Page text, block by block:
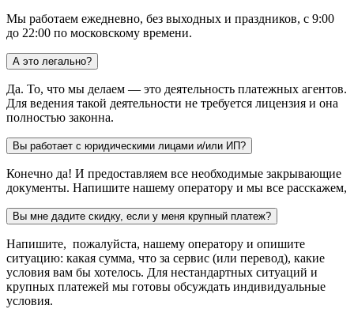
Мы работаем ежедневно, без выходных и праздников, с 9:00
до 22:00 по московскому времени.
А это легально?
Да. То, что мы делаем — это деятельность платежных агентов.
Для ведения такой деятельности не требуется лицензия и она
полностью законна.
Вы работает с юридическими лицами и/или ИП?
Конечно да! И предоставляем все необходимые закрывающие
документы. Напишите нашему оператору и мы все расскажем,
Вы мне дадите скидку, если у меня крупный платеж?
Напишите, пожалуйста, нашему оператору и опишите
ситуацию: какая сумма, что за сервис (или перевод), какие
условия вам бы хотелось. Для нестандартных ситуаций и
крупных платежей мы готовы обсуждать индивидуальные
условия.